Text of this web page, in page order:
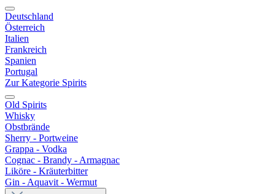
Deutschland
Österreich
Italien
Frankreich
Spanien
Portugal
Zur Kategorie Spirits
Old Spirits
Whisky
Obstbrände
Sherry - Portweine
Grappa - Vodka
Cognac - Brandy - Armagnac
Liköre - Kräuterbitter
Gin - Aquavit - Wermut